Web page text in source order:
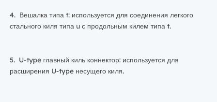
4. Вешалка типа t: используется для соединения легкого
стального киля типа u с продольным килем типа t.
5. U-type главный киль коннектор: используется для
расширения U-type несущего киля.